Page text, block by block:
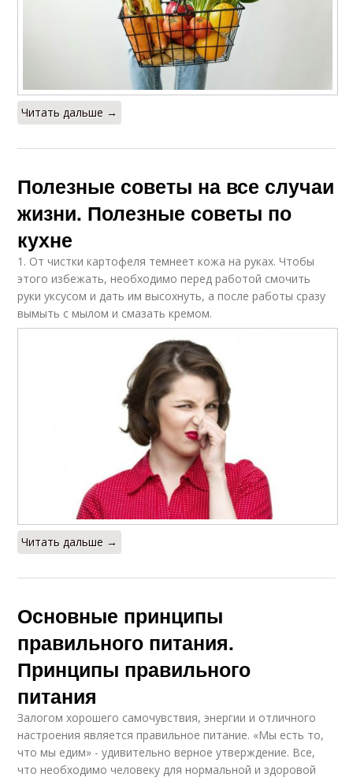
Читать дальше →
Полезные советы на все случаи
жизни. Полезные советы по
кухне
1. От чистки картофеля темнеет кожа на руках. Чтобы
этого избежать, необходимо перед работой смочить
руки уксусом и дать им высохнуть, а после работы сразу
вымыть с мылом и смазать кремом.
Читать дальше →
Основные принципы
правильного питания.
Принципы правильного
питания
Залогом хорошего самочувствия, энергии и отличного
настроения является правильное питание. «Мы есть то,
что мы едим» - удивительно верное утверждение. Все,
что необходимо человеку для нормальной и здоровой